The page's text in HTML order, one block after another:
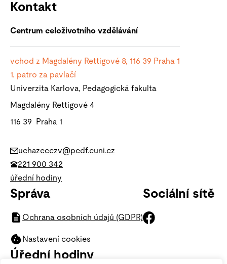
Kontakt
Centrum celoživotního vzdělávání
vchod z Magdalény Rettigové 8, 116 39 Praha 1
1. patro za pavlačí
Univerzita Karlova, Pedagogická fakulta
Magdalény Rettigové 4
116 39 Praha 1
uchazecczv@pedf.cuni.cz
221 900 342
úřední hodiny
Správa
Ochrana osobních údajů (GDPR)
Nastavení cookies
Sociální sítě
Úřední hodiny